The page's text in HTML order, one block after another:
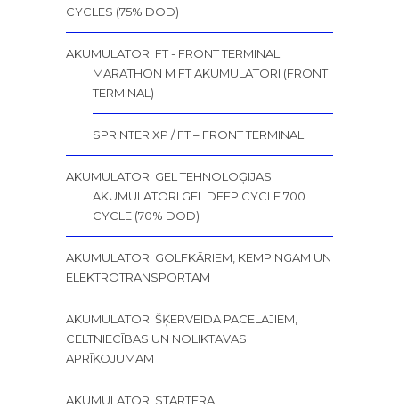
CYCLES (75% DOD)
AKUMULATORI FT - FRONT TERMINAL
MARATHON M FT AKUMULATORI (FRONT
TERMINAL)
SPRINTER XP / FT – FRONT TERMINAL
AKUMULATORI GEL TEHNOLOĢIJAS
AKUMULATORI GEL DEEP CYCLE 700
CYCLE (70% DOD)
AKUMULATORI GOLFKĀRIEM, KEMPINGAM UN
ELEKTROTRANSPORTAM
AKUMULATORI ŠĶĒRVEIDA PACĒLĀJIEM,
CELTNIECĪBAS UN NOLIKTAVAS
APRĪKOJUMAM
AKUMULATORI STARTERA